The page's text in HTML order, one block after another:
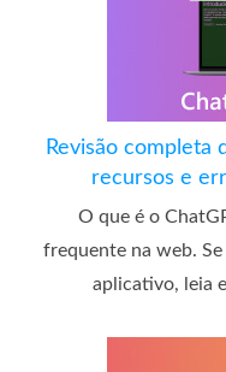
Revisão completa
recursos e
O que é o
frequente na web.
aplicativo, leia